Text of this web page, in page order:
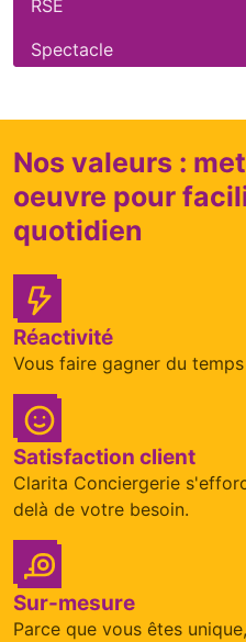
RSE
Spectacle
Nos valeurs :
oeuvre pour
quotidien
Réactivité
Vous faire gagner du
Satisfaction client
Clarita Conciergerie
delà de votre besoin.
Sur-mesure
Parce que vous êtes